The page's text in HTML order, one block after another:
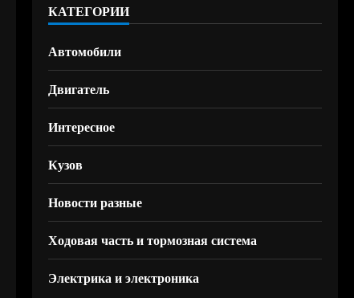
КАТЕГОРИИ
Автомобили
Двигатель
Интересное
Кузов
Новости разные
Ходовая часть и тормозная система
Электрика и электроника